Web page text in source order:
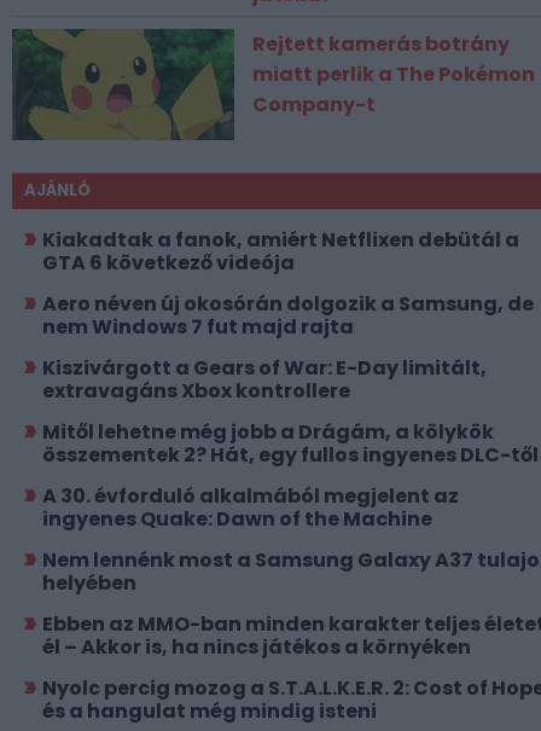
Rejtett kamerás botrány
miatt perlik a The Pokémon
Company-t
AJÁNLÓ
Kiakadtak a fanok, amiért Netflixen debütál a
GTA 6 következő videója
Aero néven új okosórán dolgozik a Samsung, de
nem Windows 7 fut majd rajta
Kiszivárgott a Gears of War: E-Day limitált,
extravagáns Xbox kontrollere
Mitől lehetne még jobb a Drágám, a kölykök
összementek 2? Hát, egy fullos ingyenes DLC-
A 30. évforduló alkalmából megjelent az
ingyenes Quake: Dawn of the Machine
Nem lennénk most a Samsung Galaxy A37
helyében
Ebben az MMO-ban minden karakter teljes
él – Akkor is, ha nincs játékos a környéken
Nyolc percig mozog a S.T.A.L.K.E.R. 2: Cost of
és a hangulat még mindig isteni